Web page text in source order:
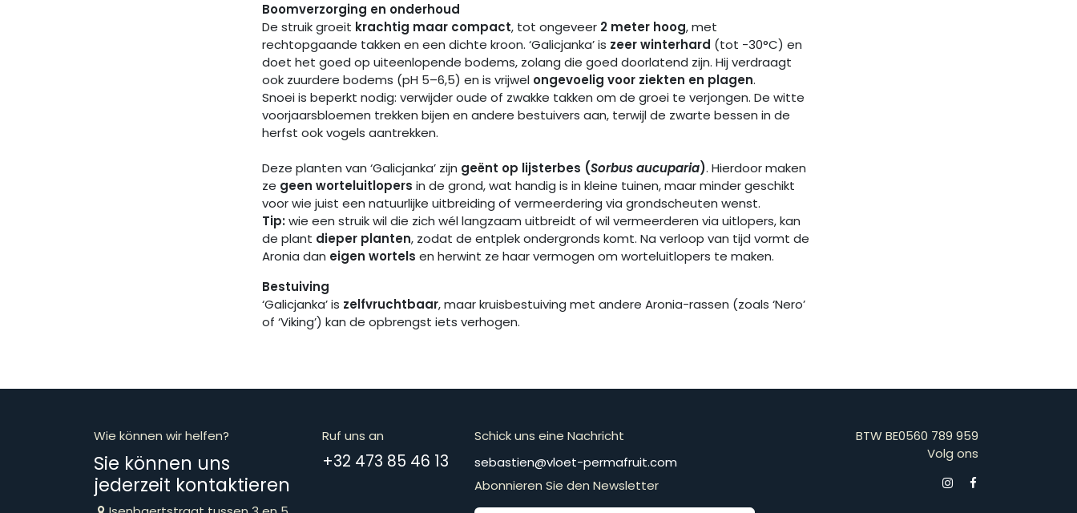
Boomverzorging en onderhoud
De struik groeit krachtig maar compact, tot ongeveer 2 meter hoog, met
rechtopgaande takken en een dichte kroon. ‘Galicjanka’ is zeer winterhard (tot -30°C) en
doet het goed op uiteenlopende bodems, zolang die goed doorlatend zijn. Hij verdraagt
ook zuurdere bodems (pH 5–6,5) en is vrijwel ongevoelig voor ziekten en plagen.
Snoei is beperkt nodig: verwijder oude of zwakke takken om de groei te verjongen. De witte
voorjaarsbloemen trekken bijen en andere bestuivers aan, terwijl de zwarte bessen in de
herfst ook vogels aantrekken.
Deze planten van ‘Galicjanka’ zijn geënt op lijsterbes (Sorbus aucuparia). Hierdoor maken
ze geen worteluitlopers in de grond, wat handig is in kleine tuinen, maar minder geschikt
voor wie juist een natuurlijke uitbreiding of vermeerdering via grondscheuten wenst.
Tip:wie een struik wil die zich wél langzaam uitbreidt of wil vermeerderen via uitlopers, kan
de plant dieper planten, zodat de entplek ondergronds komt. Na verloop van tijd vormt de
Aronia dan eigen wortels en herwint ze haar vermogen om worteluitlopers te maken.
Bestuiving
‘Galicjanka’ is zelfvruchtbaar, maar kruisbestuiving met andere Aronia-rassen (zoals ‘Nero’
of ‘Viking’) kan de opbrengst iets verhogen.
Wie können wir helfen?
Sie können uns
jederzeit kontaktieren
Ruf uns an
​​​​​​​​​​​​​​​​​​​​​​​+​3​2​ ​4​7​3​ ​8​5​ ​4​6​ ​1​3
Schick uns eine Nachricht
​​​​​​​​​​​​​​​​​​​​​​​​​​​​s​e​b​a​s​t​i​e​n​@​v​l​o​e​t​-​p​e​r​m​a​f​r​u​it​.​c​o​m
Abonnieren Sie den Newsletter
BTW BE0560 789 959
Volg ons